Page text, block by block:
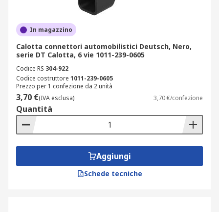
In magazzino
Calotta connettori automobilistici Deutsch, Nero,
serie DT Calotta, 6 vie 1011-239-0605
Codice RS 304-922
Codice costruttore 1011-239-0605
Prezzo per 1 confezione da 2 unità
3,70 €(IVA esclusa) 3,70 €/confezione
Quantità
Aggiungi
Schede tecniche